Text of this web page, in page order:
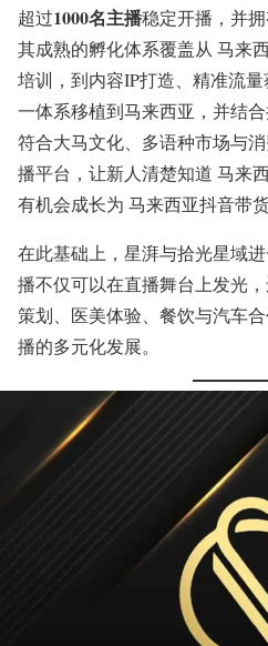
超过1000名主播稳定开播，并
其成熟的孵化体系覆盖从 马来
培训，到内容IP打造、精准流
一体系移植到马来西亚，并结
符合大马文化、多语种市场与
播平台，让新人清楚知道 马来
有机会成长为 马来西亚抖音带货
在此基础上，星湃与拾光星域
播不仅可以在直播舞台上发光
策划、医美体验、餐饮与汽车
播的多元化发展。